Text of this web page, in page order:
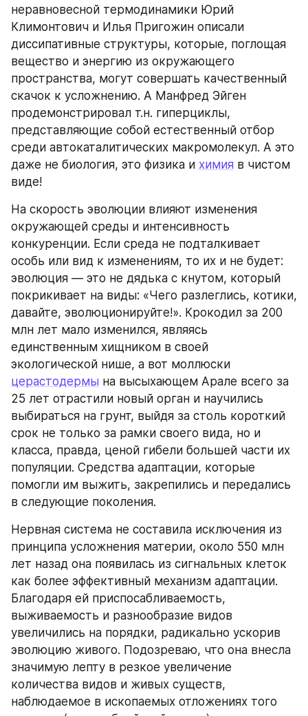
неравновесной термодинамики Юрий
Климонтович и Илья Пригожин описали
диссипативные структуры, которые, поглощая
вещество и энергию из окружающего
пространства, могут совершать качественный
скачок к усложнению. А Манфред Эйген
продемонстрировал т.н. гиперциклы,
представляющие собой естественный отбор
среди автокаталитических макромолекул. А это
даже не биология, это физика и химия в чистом
виде!
На скорость эволюции влияют изменения
окружающей среды и интенсивность
конкуренции. Если среда не подталкивает
особь или вид к изменениям, то их и не будет:
эволюция — это не дядька с кнутом, который
покрикивает на виды: «Чего разлеглись, котики,
давайте, эволюционируйте!». Крокодил за 200
млн лет мало изменился, являясь
единственным хищником в своей
церастодермы на высыхающем Арале всего за
25 лет отрастили новый орган и научились
выбираться на грунт, выйдя за столь короткий
срок не только за рамки своего вида, но и
класса, правда, ценой гибели большей части их
популяции. Средства адаптации, которые
помогли им выжить, закрепились и передались
в следующие поколения.
Нервная система не составила исключения из
принципа усложнения материи, около 550 млн
лет назад она появилась из сигнальных клеток
как более эффективный механизм адаптации.
Благодаря ей приспосабливаемость,
выживаемость и разнообразие видов
увеличились на порядки, радикально ускорив
эволюцию живого. Подозреваю, что она внесла
значимую лепту в резкое увеличение
количества видов и живых существ,
наблюдаемое в ископаемых отложениях того